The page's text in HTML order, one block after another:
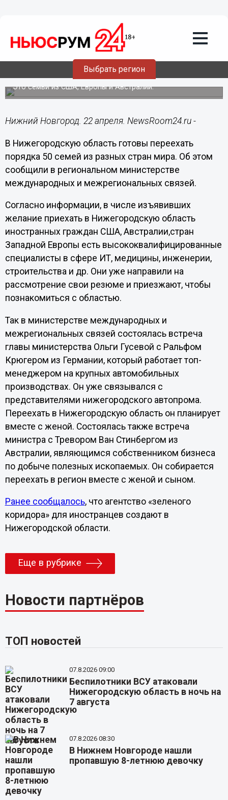
Выбрать регион
Около 50 семей из разных стран мира
хотят переехать в Нижегородскую
Это семьи из США, Европы и Австралии.
Нижний Новгород. 22 апреля. NewsRoom24.ru -
В Нижегородскую область готовы переехать
порядка 50 семей из разных стран мира. Об этом
сообщили в региональном министерстве
международных и межрегиональных связей.
Согласно информации, в числе изъявивших
желание приехать в Нижегородскую область
иностранных граждан США, Австралии,стран
Западной Европы есть высококвалифицированные
специалисты в сфере ИТ, медицины, инженерии,
строительства и др. Они уже направили на
рассмотрение свои резюме и приезжают, чтобы
познакомиться с областью.
Так в министерстве международных и
межрегиональных связей состоялась встреча
главы министерства Ольги Гусевой с Ральфом
Крюгером из Германии, который работает топ-
менеджером на крупных автомобильных
производствах. Он уже связывался с
представителями нижегородского автопрома.
Переехать в Нижегородскую область он планирует
вместе с женой. Состоялась также встреча
министра с Тревором Ван Стинбергом из
Австралии, являющимся собственником бизнеса
по добыче полезных ископаемых. Он собирается
переехать в регион вместе с женой и сыном.
Ранее сообщалось, что агентство «зеленого
коридора» для иностранцев создают в
Нижегородской области.
Еще в рубрике
Новости партнёров
ТОП новостей
07.8.2026 09:00
Беспилотники ВСУ атаковали
Нижегородскую область в ночь на
7 августа
07.8.2026 08:30
В Нижнем Новгороде нашли
пропавшую 8-летнюю девочку